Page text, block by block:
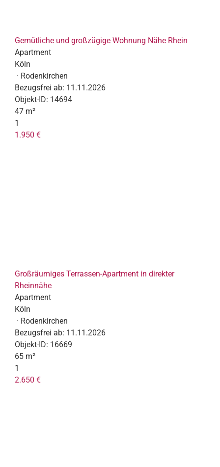
Gemütliche und großzügige Wohnung Nähe Rhein
Apartment
Köln
· Rodenkirchen
Bezugsfrei ab: 11.11.2026
Objekt-ID: 14694
47 m²
1
1.950 €
Großräumiges Terrassen-Apartment in direkter
Rheinnähe
Apartment
Köln
· Rodenkirchen
Bezugsfrei ab: 11.11.2026
Objekt-ID: 16669
65 m²
1
2.650 €